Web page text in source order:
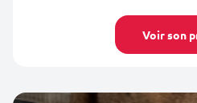
Voir son